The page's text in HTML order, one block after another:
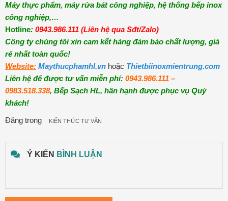
Máy thực phẩm, máy rửa bát công nghiệp, hệ thống bếp inox
công nghiệp,…
Hotline: 0943.986.111 (Liên hệ qua Sđt/Zalo)
Công ty chúng tôi xin cam kết hàng đảm bảo chất lượng, giá
rẻ nhất toàn quốc!
Website: Maythucphamhl.vn hoặc Thietbiinoxmientrung.com
Liên hệ để được tư vấn miễn phí: 0943.986.111 –
0983.518.338, Bếp Sạch HL, hân hạnh được phục vụ Quý
khách!
Đăng trong
KIẾN THỨC TƯ VẤN
Ý KIẾN BÌNH LUẬN